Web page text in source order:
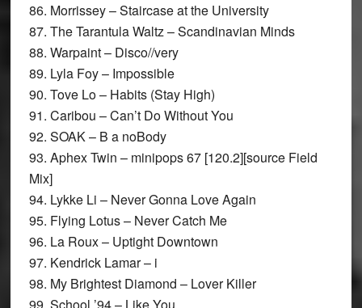
86. Morrissey – Staircase at the University
87. The Tarantula Waltz – Scandinavian Minds
88. Warpaint – Disco//very
89. Lyla Foy – Impossible
90. Tove Lo – Habits (Stay High)
91. Caribou – Can’t Do Without You
92. SOAK – B a noBody
93. Aphex Twin – minipops 67 [120.2][source Field
Mix]
94. Lykke Li – Never Gonna Love Again
95. Flying Lotus – Never Catch Me
96. La Roux – Uptight Downtown
97. Kendrick Lamar – i
98. My Brightest Diamond – Lover Killer